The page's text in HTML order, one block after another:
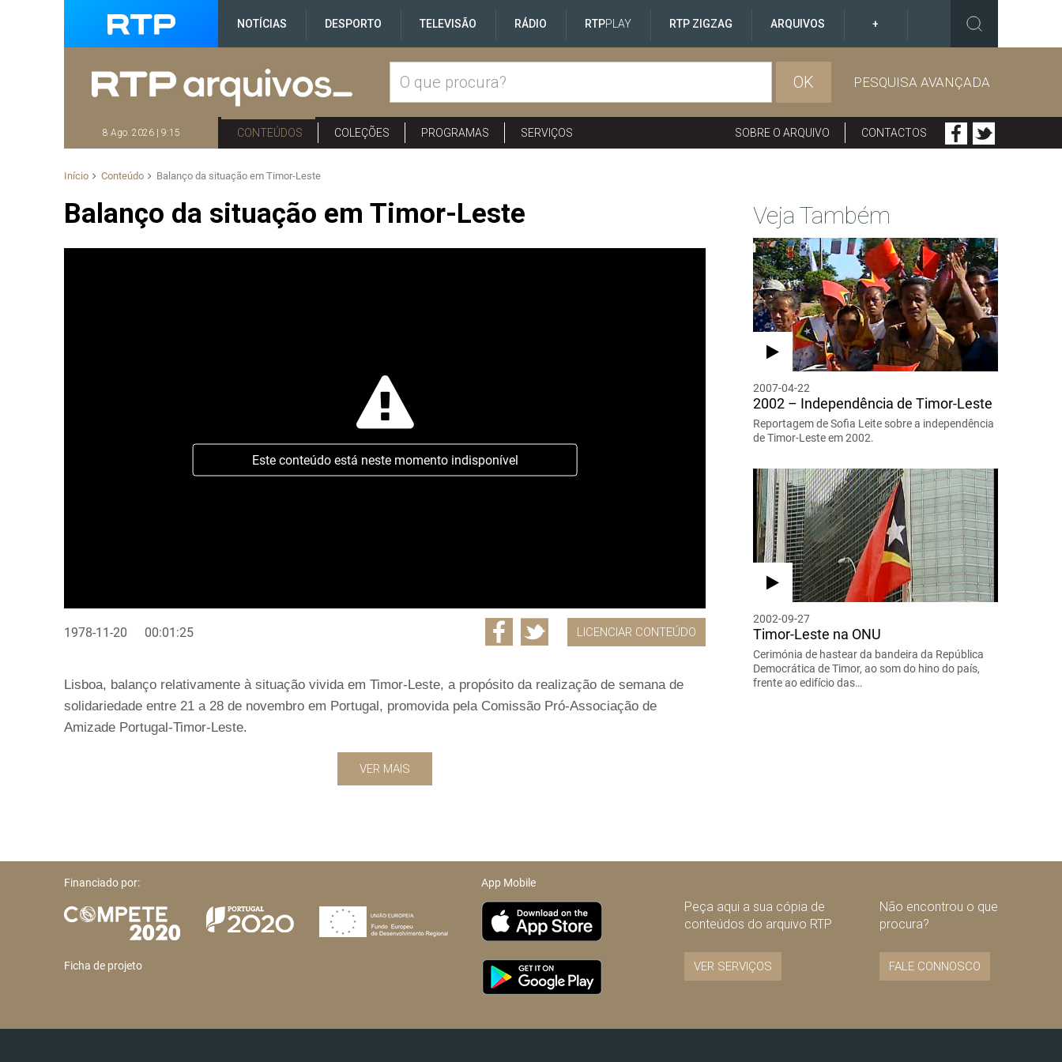
NOTÍCIAS DESPORTO TELEVISÃO RÁDIO RTPPLAY RTP ZIGZAG ARQUIVOS +
OK PESQUISA AVANÇADA
8 Ago. 2026 | 9:15 CONTEÚDOS COLEÇÕES PROGRAMAS SERVIÇOS SOBRE O ARQUIVO CONTACTOS
Início Conteúdo Balanço da situação em Timor-Leste
Balanço da situação em Timor-Leste
Este conteúdo está neste momento indisponível
1978-11-20 00:01:25 LICENCIAR CONTEÚDO
Lisboa, balanço relativamente à situação vivida em Timor-Leste, a propósito da realização de semana de
solidariedade entre 21 a 28 de novembro em Portugal, promovida pela Comissão Pró-Associação de
Amizade Portugal-Timor-Leste.
VER MAIS
Veja Também
2007-04-22
2002 – Independência de Timor-Leste
Reportagem de Sofia Leite sobre a independência
de Timor-Leste em 2002.
2002-09-27
Timor-Leste na ONU
Cerimónia de hastear da bandeira da República
Democrática de Timor, ao som do hino do país,
frente ao edifício das…
Financiado por:
Ficha de projeto
App Mobile
Peça aqui a sua cópia de
conteúdos do arquivo RTP
VER SERVIÇOS
Não encontrou o que
procura?
FALE CONNOSCO